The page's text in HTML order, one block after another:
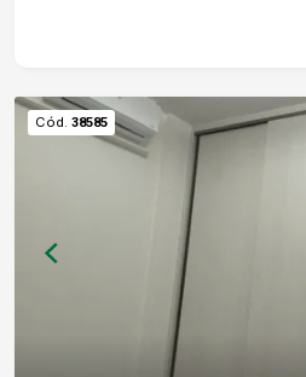
Cód. 38585